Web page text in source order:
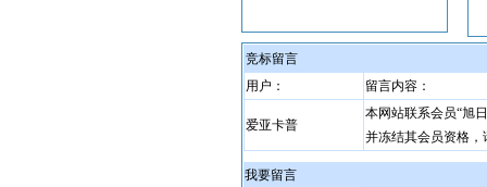
竞标留言
用户：
留言内容：
爱亚卡普
本网站联系会员“旭
并冻结其会员资格
我要留言